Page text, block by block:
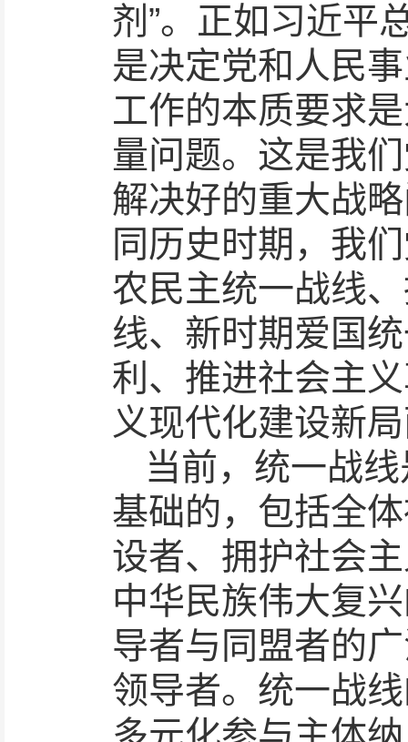
剂”。正如习近平
是决定党和人民
工作的本质要求
量问题。这是我
解决好的重大战
同历史时期，我
农民主统一战线
线、新时期爱国
利、推进社会主
义现代化建设新
当前，统一战
基础的，包括全
设者、拥护社会
中华民族伟大复
导者与同盟者的
领导者。统一战